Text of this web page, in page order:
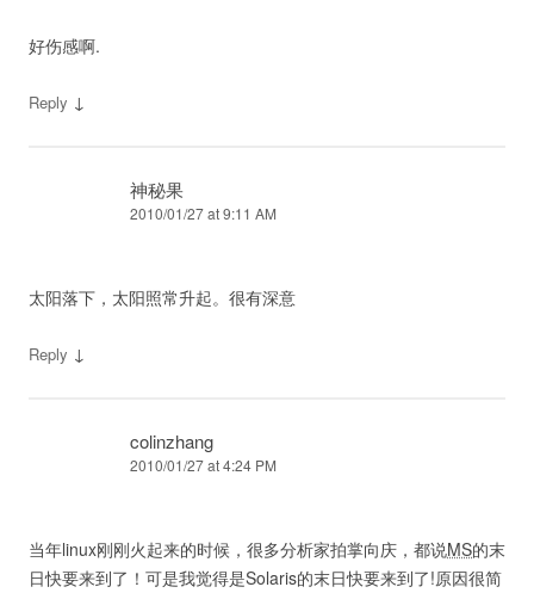
好伤感啊.
Reply ↓
神秘果
2010/01/27 at 9:11 AM
太阳落下，太阳照常升起。很有深意
Reply ↓
colinzhang
2010/01/27 at 4:24 PM
当年linux刚刚火起来的时候，很多分析家拍掌向庆，都说MS的末
日快要来到了！可是我觉得是Solaris的末日快要来到了!原因很简